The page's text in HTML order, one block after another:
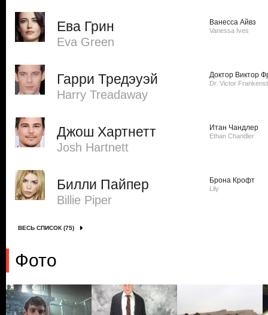
Ева Грин
Eva Green
Ванесса Айвз
Vanessa Ives
Гарри Тредэуэй
Harry Treadaway
Доктор Виктор
Dr. Victor
Джош Хартнетт
Josh Hartnett
Итан Чандлер
Ethan Chandler
Билли Пайпер
Billie Piper
Брона Крофт
Lily
ВЕСЬ СПИСОК (75)
Фото